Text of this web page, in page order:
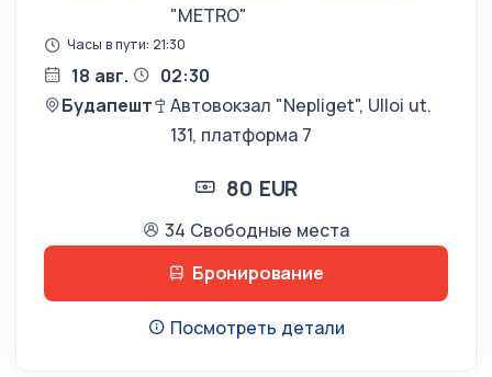
"METRO"
Часы в пути: 21:30
18 авг.
02:30
Будапешт
Автовокзал "Nepliget", Ulloi ut.
131, платформа 7
80 EUR
34 Свободные места
Бронирование
Посмотреть детали